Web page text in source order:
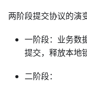
两阶段提交协议的演变
一阶段：业务数
提交，释放本地
二阶段：